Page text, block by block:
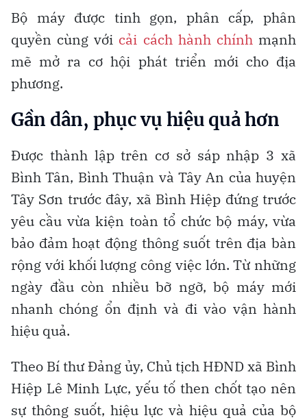
Bộ máy được tinh gọn, phân cấp, phân
quyền cùng với cải cách hành chínhmạnh
mẽ mở ra cơ hội phát triển mới cho địa
phương.
Gần dân, phục vụ hiệu quả hơn
Được thành lập trên cơ sở sáp nhập 3 xã
Bình Tân, Bình Thuận và Tây An của huyện
Tây Sơn trước đây, xã Bình Hiệp đứng trước
yêu cầu vừa kiện toàn tổ chức bộ máy, vừa
bảo đảm hoạt động thông suốt trên địa bàn
rộng với khối lượng công việc lớn. Từ những
ngày đầu còn nhiều bỡ ngỡ, bộ máy mới
nhanh chóng ổn định và đi vào vận hành
hiệu quả.
Theo Bí thư Đảng ủy, Chủ tịch HĐND xã Bình
Hiệp Lê Minh Lực, yếu tố then chốt tạo nên
sự thông suốt, hiệu lực và hiệu quả của bộ